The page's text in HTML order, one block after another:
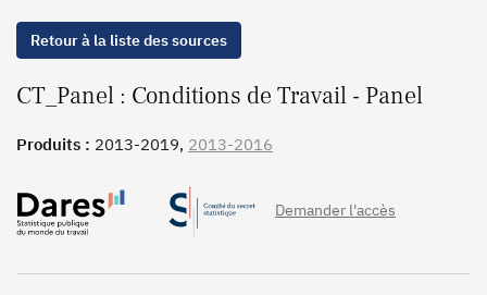
Retour à la liste des sources
CT_Panel : Conditions de Travail - Panel
Produits : 2013-2019, 2013-2016
Demander l'accès